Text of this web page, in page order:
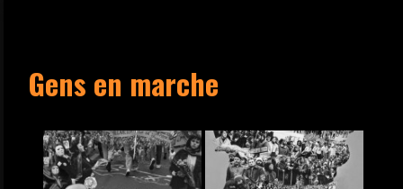
Gens en marche